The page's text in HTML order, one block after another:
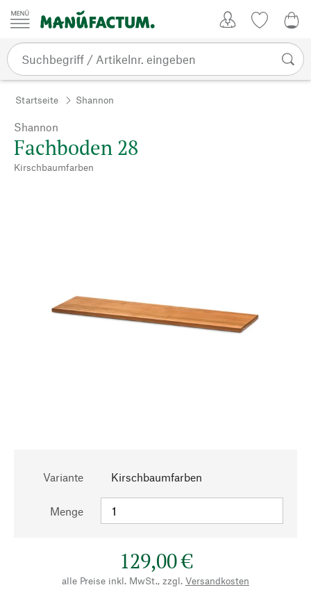
Zum Inhalt springen
Startseite Shannon
Shannon
Fachboden 28
Kirschbaumfarben
Variante Kirschbaumfarben
Menge
129,00 €
alle Preise inkl. MwSt., zzgl. Versandkosten